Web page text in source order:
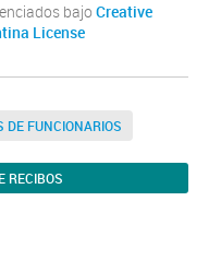
bajo Creative
License
DE FUNCIONARIOS
RECIBOS